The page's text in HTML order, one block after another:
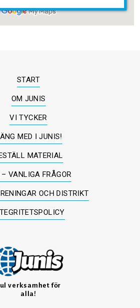
START
OM JUNIS
VI TYCKER
MED I JUNIS!
MATERIAL
– VANLIGA FRÅGOR
OCH DISTRIKT
verksamhet för
alla!